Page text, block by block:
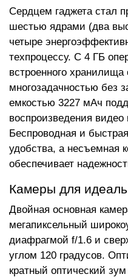
Сердцем гаджета стал
шестью ядрами (два
четыре
техпроцессу. С 4 ГБ
встроенного хранилища
многозадачностью без
емкостью 3227 мАч
воспроизведения
Беспроводная и
удобства, а несъемная
обеспечивает
Камеры для
Двойная основная
мегапиксельный
диафрагмой f/1.6 и
углом 120 градусов.
кратный оптический